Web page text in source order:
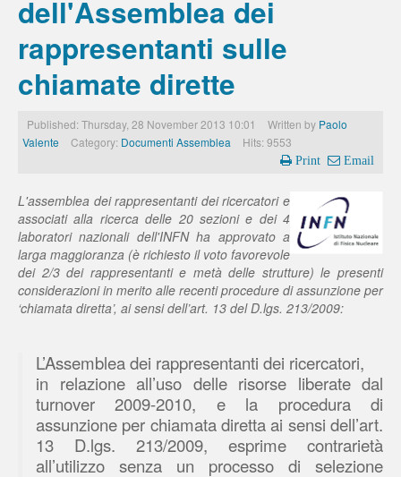
dell'Assemblea dei
rappresentanti sulle
chiamate dirette
Published: Thursday, 28 November 2013 10:01 Written by Paolo
Valente
Category: Documenti Assemblea Hits: 9553
Print Email
L'assemblea dei rappresentanti dei ricercatori e
associati alla ricerca delle 20 sezioni e dei 4
laboratori nazionali dell'INFN ha approvato a
larga maggioranza (è richiesto il voto favorevole
dei 2/3 dei rappresentanti e metà delle strutture) le presenti
considerazioni in merito alle recenti procedure di assunzione per
‘chiamata diretta’, ai sensi dell’art. 13 del D.lgs. 213/2009:
L’Assemblea dei rappresentanti dei ricercatori,
in relazione all’uso delle risorse liberate dal
turnover 2009-2010, e la procedura di
assunzione per chiamata diretta ai sensi dell’art.
13 D.lgs. 213/2009, esprime contrarietà
all’utilizzo senza un processo di selezione